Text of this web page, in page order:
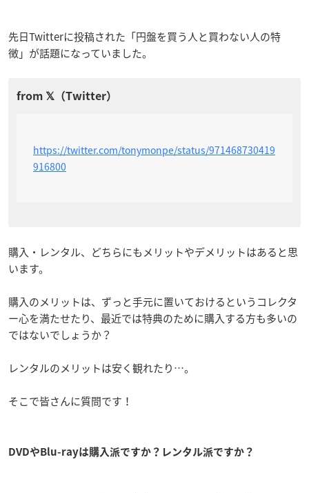
先日Twitterに投稿された「円盤を買う人と買わない人の特
徴」が話題になっていました。
https://twitter.com/tonymonpe/status/971468730419
916800
購入・レンタル、どちらにもメリットやデメリットはあると思
います。
購入のメリットは、ずっと手元に置いておけるというコレクタ
ー心を満たせたり、最近では特典のために購入する方も多いの
ではないでしょうか？
レンタルのメリットは安く観れたり…。
そこで皆さんに質問です！
DVDやBlu-rayは購入派ですか？レンタル派ですか？